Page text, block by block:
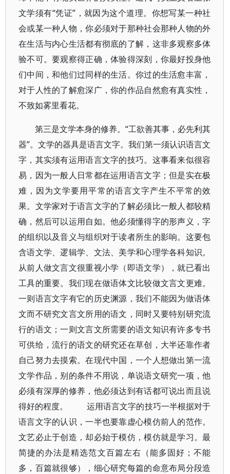
文学须有“凭证”，就因为这个道理。你想写某一种社
会或某一种人物，你必须对于那种社会那种人物的外
在生活与内心生活都有彻底的了解，这非多观察多体
验不可。要观察得正确，体验得深刻，你最好投身他
们中间，和他们过同样的生活。你过的生活愈丰富，
对于人性的了解愈深广，你的作品自然愈有真实性，
不致如雾里看花。
第三是文学本身的修养。“工欲善其事，必先利其
器”。文学的器具是语言文字。我们第一须认识语言文
字，其实须有运用语言文字的技巧。这事看来似很容
易，因为一般人日常都在运用语言文字；但是实在极
难，因为文学要用平常的语言文字产生不平常的效
果。文学家对于语言文字的了解必须比一般人都较精
确，然后可以运用自如。他必须懂得字的形声义，字
的组织以及音义与组织对于读者所生的影响。这要包
含语文学、逻辑学、文法、美学和心理学各科知识。
从前人做文言文很重视小学（即语文学），就已看出
工具的重要。我们现在做语体文比较做文言文更难。
一则语言文字有它的历史渊源，我们不能因为做语体
文而不研究文言文所用的语文，同时又要特别研究流
行的语文；一则文言文所需要的语文知识有许多专书
可供给，流行的语文的研究还在草创，大半还靠作者
自己努力去摸索。在现代中国，一个人想做出第一流
文学作品，别的条件不用说，单说语文研究一项，他
必须有深厚的修养，他必须达到有话都可说出而且说
得好的程度。 运用语言文字的技巧一半根据对于
语言文字的认识，一半也要靠虚心模仿前人的范作。
文艺必止于创造，却必始于模仿，模仿就是学习。最
简捷的办法是精选范文百篇左右（能多固好；不能
多，百篇就很够），细心研究每篇的命意布局分段造